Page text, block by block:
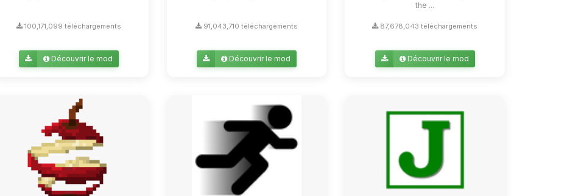
100,171,099 téléchargements
Découvrir le mod
91,043,710 téléchargements
Découvrir le mod
the ...
87,678,043 téléchargements
Découvrir le mod